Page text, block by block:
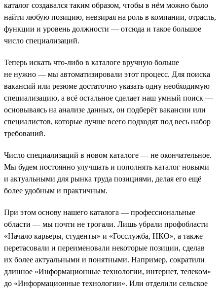
каталог создавался таким образом, чтобы в нём можно было
найти любую позицию, невзирая на роль в компании, отрасль,
функции и уровень должности — отсюда и такое большое
число специализаций.
Теперь искать что-либо в каталоге вручную больше
не нужно — мы автоматизировали этот процесс. Для поиска
вакансий или резюме достаточно указать одну необходимую
специализацию, а всё остальное сделает наш умный поиск —
основываясь на анализе данных, он подберёт вакансии или
специалистов, которые лучше всего подходят под весь набор
требований.
Число специализаций в новом каталоге — не окончательное.
Мы будем постоянно улучшать и пополнять каталог новыми
и актуальными для рынка труда позициями, делая его ещё
более удобным и практичным.
При этом основу нашего каталога — профессиональные
области — мы почти не трогали. Лишь убрали профобласти
«Начало карьеры, студенты» и «Госслужба, НКО», а также
перетасовали и переименовали некоторые позиции, сделав
их более актуальными и понятными. Например, сократили
длинное «Информационные технологии, интернет, телеком»
до «Информационные технологии». Или отделили сельское